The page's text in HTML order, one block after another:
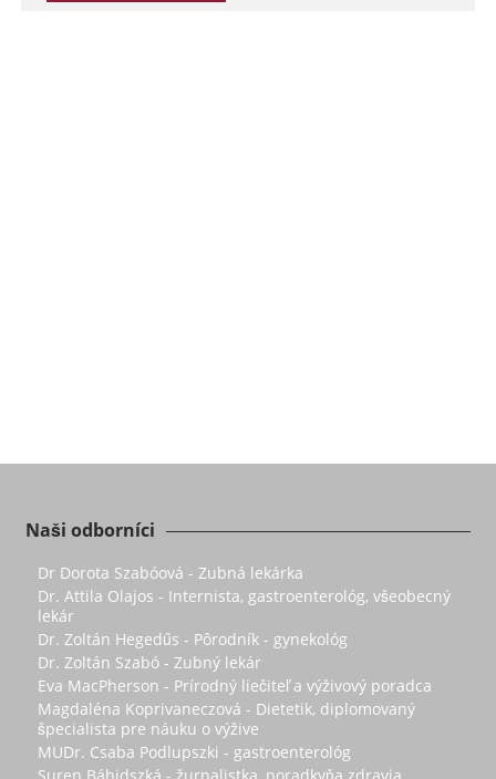
Naši odborníci
Dr Dorota Szabóová - Zubná lekárka
Dr. Attila Olajos - Internista, gastroenterológ, všeobecný
lekár
Dr. Zoltán Hegedűs - Pôrodník - gynekológ
Dr. Zoltán Szabó - Zubný lekár
Eva MacPherson - Prírodný liečiteľ a výživový poradca
Magdaléna Koprivaneczová - Dietetik, diplomovaný
špecialista pre náuku o výžive
MUDr. Csaba Podlupszki - gastroenterológ